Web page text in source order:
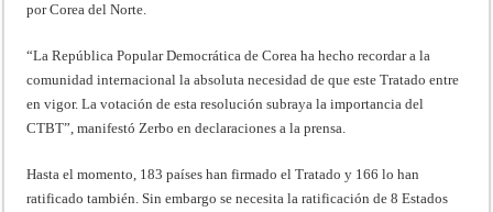
por Corea del Norte.
“La República Popular Democrática de Corea ha hecho recordar a la
comunidad internacional la absoluta necesidad de que este Tratado entre
en vigor. La votación de esta resolución subraya la importancia del
CTBT”, manifestó Zerbo en declaraciones a la prensa.
Hasta el momento, 183 países han firmado el Tratado y 166 lo han
ratificado también. Sin embargo se necesita la ratificación de 8 Estados